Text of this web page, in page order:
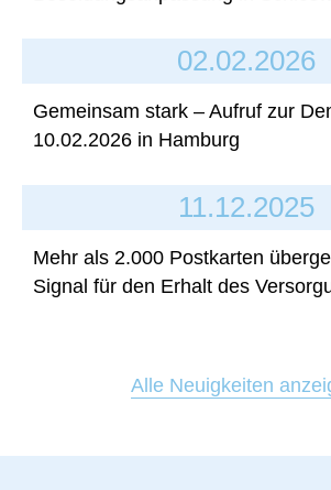
02.02.2026
Gemeinsam stark – Aufruf zur
10.02.2026 in Hamburg
11.12.2025
Mehr als 2.000 Postkarten
Signal für den Erhalt des
Alle Neuigkeiten